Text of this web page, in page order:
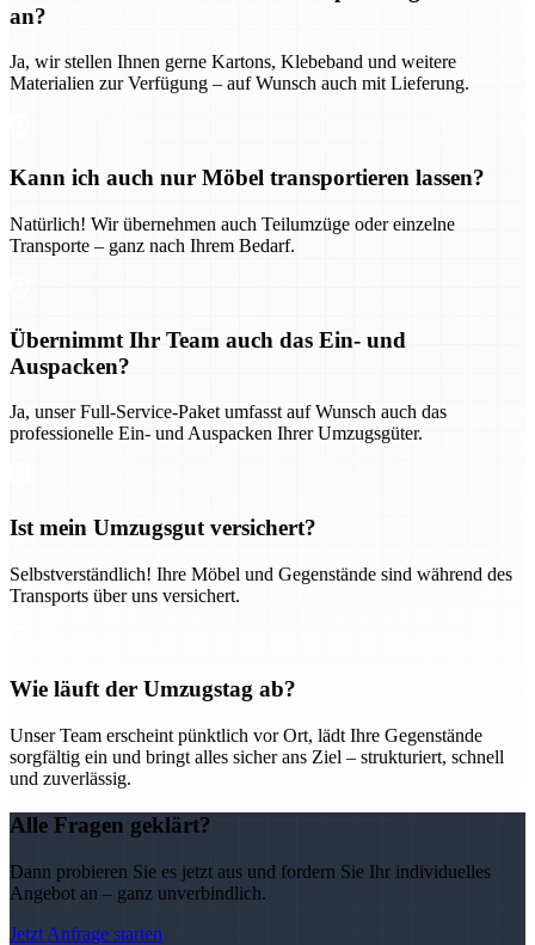
an?
Ja, wir stellen Ihnen gerne Kartons, Klebeband und weitere
Materialien zur Verfügung – auf Wunsch auch mit Lieferung.
Kann ich auch nur Möbel transportieren lassen?
Natürlich! Wir übernehmen auch Teilumzüge oder einzelne
Transporte – ganz nach Ihrem Bedarf.
Übernimmt Ihr Team auch das Ein- und
Auspacken?
Ja, unser Full-Service-Paket umfasst auf Wunsch auch das
professionelle Ein- und Auspacken Ihrer Umzugsgüter.
Ist mein Umzugsgut versichert?
Selbstverständlich! Ihre Möbel und Gegenstände sind während des
Transports über uns versichert.
Wie läuft der Umzugstag ab?
Unser Team erscheint pünktlich vor Ort, lädt Ihre Gegenstände
sorgfältig ein und bringt alles sicher ans Ziel – strukturiert, schnell
und zuverlässig.
Alle Fragen geklärt?
Dann probieren Sie es jetzt aus und fordern Sie Ihr individuelles
Angebot an – ganz unverbindlich.
Jetzt Anfrage starten